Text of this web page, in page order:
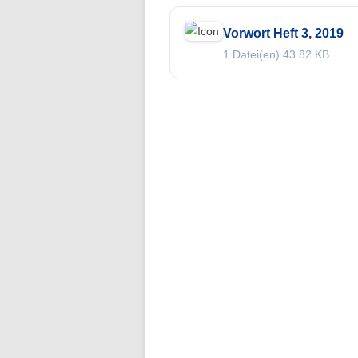
Folge 1 – Niederschlagsdynamik
Vorwort Heft 3, 2019
1 Datei(en) 43.82 KB